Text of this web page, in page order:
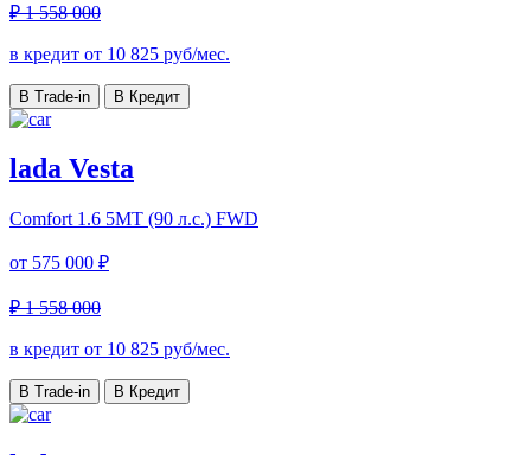
₽ 1 558 000
в кредит от 10 825 руб/мес.
В Trade-in В Кредит
lada Vesta
Comfort 1.6 5MT (90 л.с.) FWD
от 575 000 ₽
₽ 1 558 000
в кредит от 10 825 руб/мес.
В Trade-in В Кредит